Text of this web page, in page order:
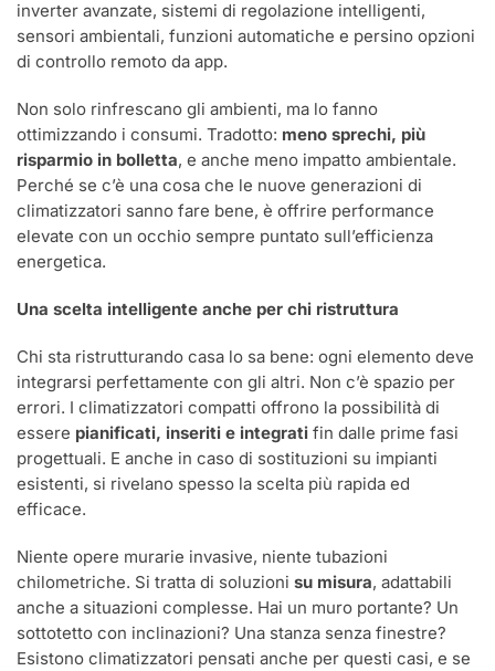
inverter avanzate, sistemi di regolazione intelligenti,
sensori ambientali, funzioni automatiche e persino opzioni
di controllo remoto da app.
Non solo rinfrescano gli ambienti, ma lo fanno
ottimizzando i consumi. Tradotto: meno sprechi, più
risparmio in bolletta, e anche meno impatto ambientale.
Perché se c’è una cosa che le nuove generazioni di
climatizzatori sanno fare bene, è offrire performance
elevate con un occhio sempre puntato sull’efficienza
energetica.
Una scelta intelligente anche per chi ristruttura
Chi sta ristrutturando casa lo sa bene: ogni elemento deve
integrarsi perfettamente con gli altri. Non c’è spazio per
errori. I climatizzatori compatti offrono la possibilità di
essere pianificati, inseriti e integrati fin dalle prime fasi
progettuali. E anche in caso di sostituzioni su impianti
esistenti, si rivelano spesso la scelta più rapida ed
efficace.
Niente opere murarie invasive, niente tubazioni
chilometriche. Si tratta di soluzioni su misura, adattabili
anche a situazioni complesse. Hai un muro portante? Un
sottotetto con inclinazioni? Una stanza senza finestre?
Esistono climatizzatori pensati anche per questi casi, e se